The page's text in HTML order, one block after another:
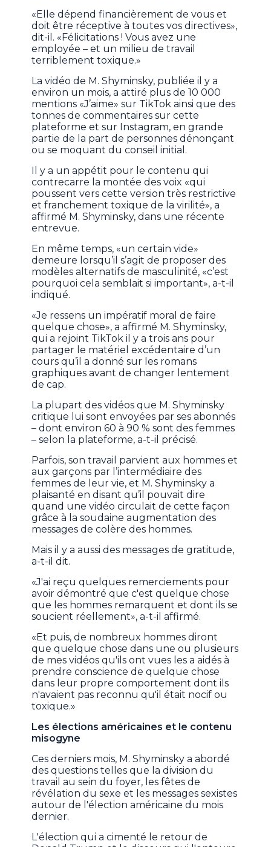
«Elle dépend financièrement de vous et
doit être réceptive à toutes vos directives»,
dit-il. «Félicitations ! Vous avez une
employée – et un milieu de travail
terriblement toxique.»
La vidéo de M. Shyminsky, publiée il y a
environ un mois, a attiré plus de 10 000
mentions «J’aime» sur TikTok ainsi que des
tonnes de commentaires sur cette
plateforme et sur Instagram, en grande
partie de la part de personnes dénonçant
ou se moquant du conseil initial.
Il y a un appétit pour le contenu qui
contrecarre la montée des voix «qui
poussent vers cette version très restrictive
et franchement toxique de la virilité», a
affirmé M. Shyminsky, dans une récente
entrevue.
En même temps, «un certain vide»
demeure lorsqu’il s’agit de proposer des
modèles alternatifs de masculinité, «c’est
pourquoi cela semblait si important», a-t-il
indiqué.
«Je ressens un impératif moral de faire
quelque chose», a affirmé M. Shyminsky,
qui a rejoint TikTok il y a trois ans pour
partager le matériel excédentaire d’un
cours qu’il a donné sur les romans
graphiques avant de changer lentement
de cap.
La plupart des vidéos que M. Shyminsky
critique lui sont envoyées par ses abonnés
– dont environ 60 à 90 % sont des femmes
– selon la plateforme, a-t-il précisé.
Parfois, son travail parvient aux hommes et
aux garçons par l’intermédiaire des
femmes de leur vie, et M. Shyminsky a
plaisanté en disant qu’il pouvait dire
quand une vidéo circulait de cette façon
grâce à la soudaine augmentation des
messages de colère des hommes.
Mais il y a aussi des messages de gratitude,
a-t-il dit.
«J'ai reçu quelques remerciements pour
avoir démontré que c'est quelque chose
que les hommes remarquent et dont ils se
soucient réellement», a-t-il affirmé.
«Et puis, de nombreux hommes diront
que quelque chose dans une ou plusieurs
de mes vidéos qu'ils ont vues les a aidés à
prendre conscience de quelque chose
dans leur propre comportement dont ils
n'avaient pas reconnu qu'il était nocif ou
toxique.»
Les élections américaines et le contenu
misogyne
Ces derniers mois, M. Shyminsky a abordé
des questions telles que la division du
travail au sein du foyer, les fêtes de
révélation du sexe et les messages sexistes
autour de l'élection américaine du mois
dernier.
L'élection qui a cimenté le retour de